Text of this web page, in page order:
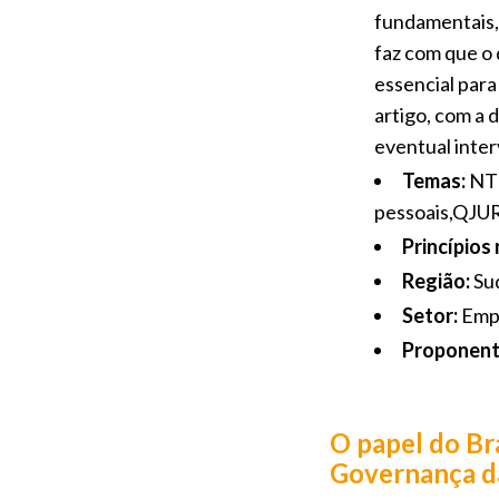
faz com que
essencial
artigo, com a
eventual
Temas:
Princípios
Região:
Setor:
O papel do
Governança